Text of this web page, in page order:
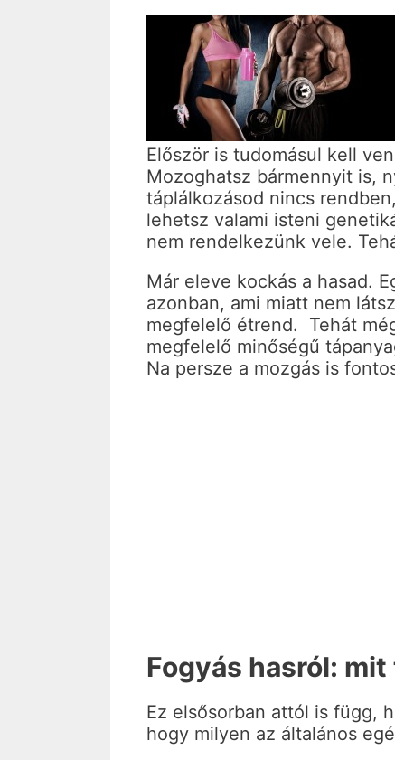
Először is tudomásul kell
Mozoghatsz bármennyit is,
táplálkozásod nincs
lehetsz valami isteni
nem rendelkezünk vele.
Már eleve kockás a hasad.
azonban, ami miatt nem
megfelelő étrend. Tehát
megfelelő minőségű
Na persze a mozgás is
Fogyás hasról:
Ez elsősorban attól is függ,
hogy milyen az általános